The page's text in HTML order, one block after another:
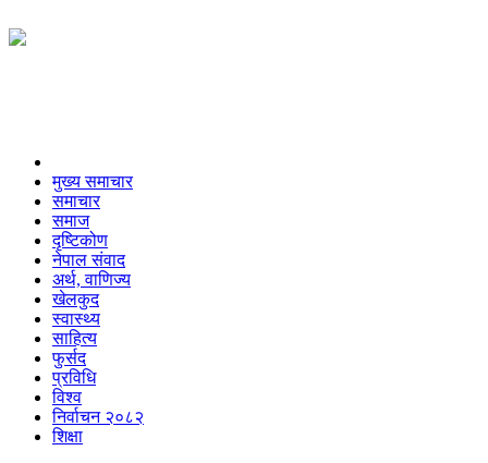
मुख्य समाचार
समाचार
समाज
दृष्टिकोण
नेपाल संवाद
अर्थ, वाणिज्य
खेलकुद
स्वास्थ्य
साहित्य
फुर्सद
प्रविधि
विश्व
निर्वाचन २०८२
शिक्षा